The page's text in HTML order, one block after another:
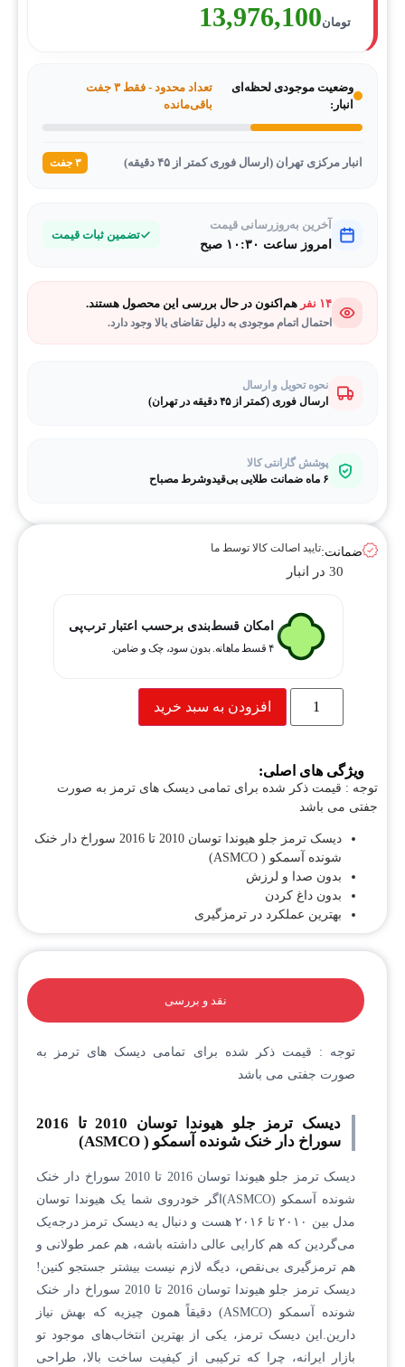
تومان13,976,100
وضعیت موجودی لحظه‌ای
انبار:
تعداد محدود - فقط ۳ جفت
باقی‌مانده
انبار مرکزی تهران (ارسال فوری کمتر از ۴۵ دقیقه) ۳ جفت
آخرین به‌روزرسانی قیمت
امروز ساعت ۱۰:۳۰ صبح
تضمین ثبات قیمت
۱۴ نفر هم‌اکنون در حال بررسی این محصول هستند.
احتمال اتمام موجودی به دلیل تقاضای بالا وجود دارد.
نحوه تحویل و ارسال
ارسال فوری (کمتر از ۴۵ دقیقه در تهران)
پوشش گارانتی کالا
۶ ماه ضمانت طلایی بی‌قیدوشرط مصباح
ضمانت:تایید اصالت کالا توسط ما
30 در انبار
امکان قسط‌بندی برحسب اعتبار ترب‌پی
۴ قسط ماهانه. بدون سود، چک و ضامن.
افزودن به سبد خرید
ویژگی های اصلی:
توجه : قیمت ذکر شده برای تمامی دیسک های ترمز به صورت
جفتی می باشد
دیسک ترمز جلو هیوندا توسان 2010 تا 2016 سوراخ دار خنک
شونده آسمکو ( ASMCO)
بدون صدا و لرزش
بدون داغ کردن
بهترین عملکرد در ترمزگیری
نقد و بررسی
توجه : قیمت ذکر شده برای تمامی دیسک های ترمز به
صورت جفتی می باشد
دیسک ترمز جلو هیوندا توسان 2010 تا 2016
سوراخ دار خنک شونده آسمکو ( ASMCO)
دیسک ترمز جلو هیوندا توسان 2016 تا 2010 سوراخ دار خنک
شونده آسمکو (ASMCO)اگر خودروی شما یک هیوندا توسان
مدل بین ۲۰۱۰ تا ۲۰۱۶ هست و دنبال یه دیسک ترمز درجه‌یک
می‌گردین که هم کارایی عالی داشته باشه، هم عمر طولانی و
هم ترمزگیری بی‌نقص، دیگه لازم نیست بیشتر جستجو کنین!
دیسک ترمز جلو هیوندا توسان 2016 تا 2010 سوراخ دار خنک
شونده آسمکو (ASMCO) دقیقاً همون چیزیه که بهش نیاز
دارین.این دیسک ترمز، یکی از بهترین انتخاب‌های موجود تو
بازار ایرانه، چرا که ترکیبی از کیفیت ساخت بالا، طراحی